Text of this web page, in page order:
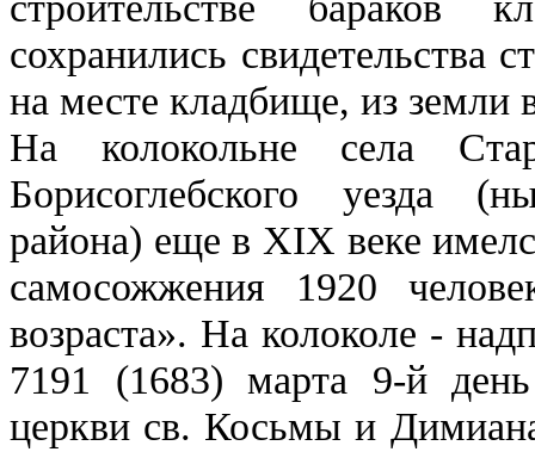
сохранились свидетельства
на месте кладбище, из
На колокольне села
Борисоглебского уезда
района) еще в XIX веке
самосожжения 1920
возраста». На колоколе -
7191 (1683) марта 9-й
церкви св. Косьмы и